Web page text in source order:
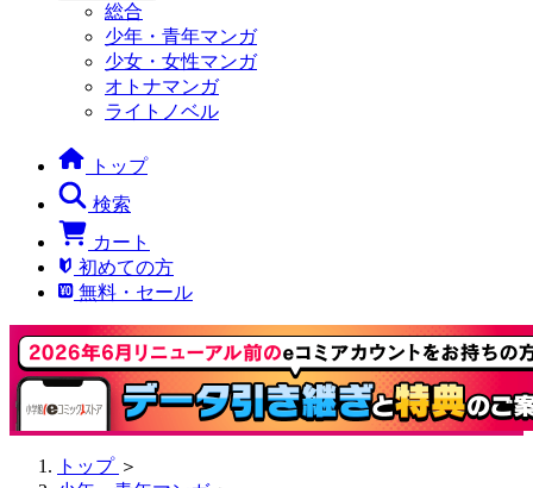
総合
少年・青年マンガ
少女・女性マンガ
オトナマンガ
ライトノベル
トップ
検索
カート
初めての方
無料・セール
トップ ＞